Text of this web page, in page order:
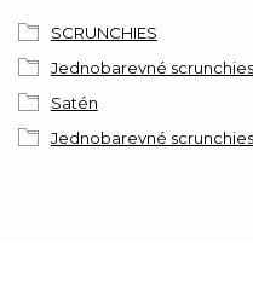
SCRUNCHIES
Jednobarevné
Satén
Jednobarevné scrunchies